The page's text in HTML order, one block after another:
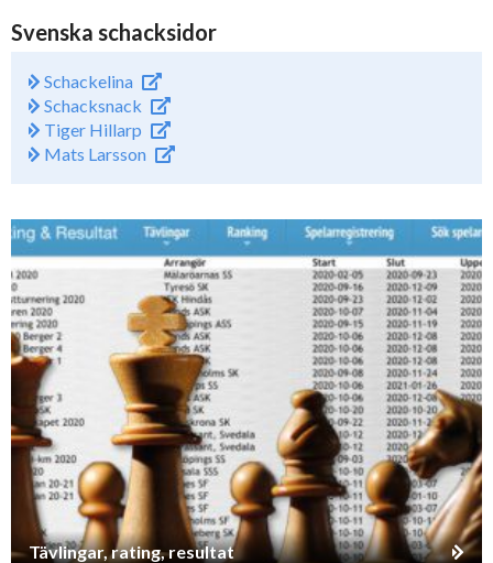
Svenska schacksidor
Schackelina
Schacksnack
Tiger Hillarp
Mats Larsson
Tävlingar, rating, resultat